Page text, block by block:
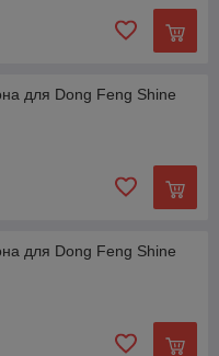
для Dong Feng Shine
для Dong Feng Shine